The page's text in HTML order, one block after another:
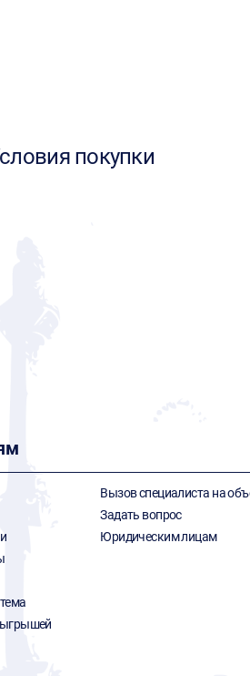
покупки
Вызов специалиста на
Задать вопрос
Юридическим лицам